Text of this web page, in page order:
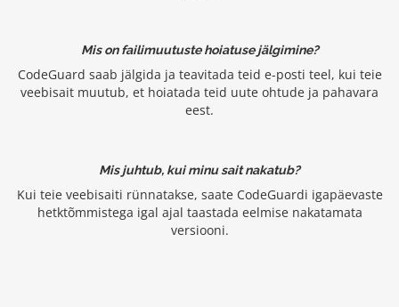
Mis on failimuutuste hoiatuse jälgimine?
CodeGuard saab jälgida ja teavitada teid e-posti teel, kui teie
veebisait muutub, et hoiatada teid uute ohtude ja pahavara
eest.
Mis juhtub, kui minu sait nakatub?
Kui teie veebisaiti rünnatakse, saate CodeGuardi igapäevaste
hetktõmmistega igal ajal taastada eelmise nakatamata
versiooni.